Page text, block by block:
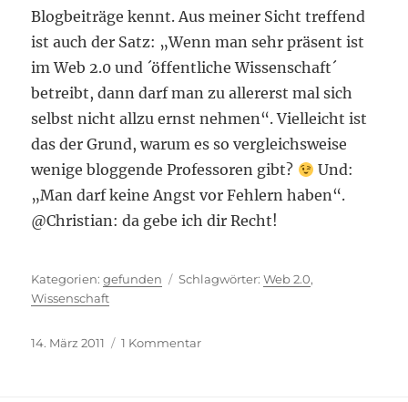
Blogbeiträge kennt. Aus meiner Sicht treffend
ist auch der Satz: „Wenn man sehr präsent ist
im Web 2.0 und ´öffentliche Wissenschaft´
betreibt, dann darf man zu allererst mal sich
selbst nicht allzu ernst nehmen“. Vielleicht ist
das der Grund, warum es so vergleichsweise
wenige bloggende Professoren gibt?
Und:
„Man darf keine Angst vor Fehlern haben“.
@Christian: da gebe ich dir Recht!
Kategorien
gefunden Schlagwörter
Web 2.0,
Wissenschaft
Veröffentlicht
14. März 2011 1 Kommentarzu